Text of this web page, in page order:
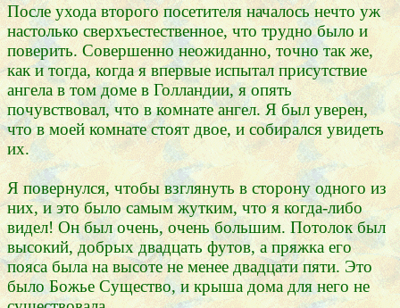
После ухода второго посетителя началось нечто уж
настолько сверхъестественное, что трудно было и
поверить. Совершенно неожиданно, точно так же,
как и тогда, когда я впервые испытал присутствие
ангела в том доме в Голландии, я опять
почувствовал, что в комнате ангел. Я был уверен,
что в моей комнате стоят двое, и собирался увидеть
их.
Я повернулся, чтобы взглянуть в сторону одного из
них, и это было самым жутким, что я когда-либо
видел! Он был очень, очень большим. Потолок был
высокий, добрых двадцать футов, а пряжка его
пояса была на высоте не менее двадцати пяти. Это
было Божье Существо, и крыша дома для него не